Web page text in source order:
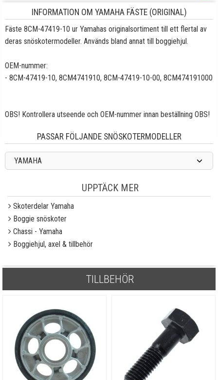
INFORMATION OM YAMAHA FÄSTE (ORIGINAL)
Fäste 8CM-47419-10 ur Yamahas originalsortiment till ett flertal av
deras snöskotermodeller. Används bland annat till boggiehjul.
OEM-nummer:
- 8CM-47419-10, 8CM4741910, 8CM-47419-10-00, 8CM474191000
OBS! Kontrollera utseende och OEM-nummer innan beställning OBS!
PASSAR FÖLJANDE SNÖSKOTERMODELLER
YAMAHA
UPPTÄCK MER
Skoterdelar Yamaha
Boggie snöskoter
Chassi - Yamaha
Boggiehjul, axel & tillbehör
TILLBEHÖR